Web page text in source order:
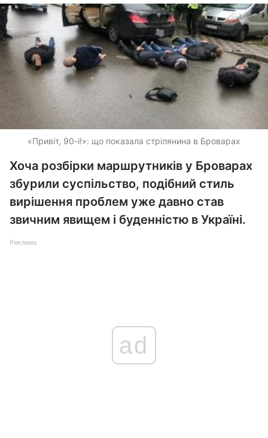
«Привіт, 90-і!»: що показала стрілянина в Броварах
Хоча розбірки маршрутників у Броварах
збурили суспільство, подібний стиль
вирішення проблем уже давно став
звичним явищем і буденністю в Україні.
Реклама
ad